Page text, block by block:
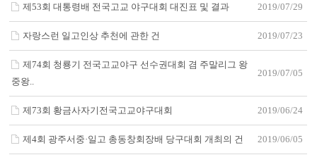
제53회 대통령배 전국고교 야구대회 대진표 및 결과 2019/07/29
자랑스런 일고인상 추천에 관한 건 2019/07/23
제74회 청룡기 전국고교야구 선수권대회 겸 주말리그 왕
중왕..
2019/07/05
제73회 황금사자기전국고교야구대회 2019/06/24
제4회 광주서중·일고 총동창회장배 당구대회 개최의 건 2019/06/05